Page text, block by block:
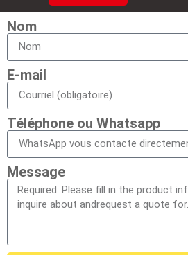
Nom
E-mail
Téléphone ou Whatsapp
Message